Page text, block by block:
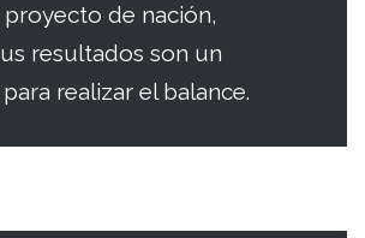
proyecto de nación,
resultados son un
realizar el balance.